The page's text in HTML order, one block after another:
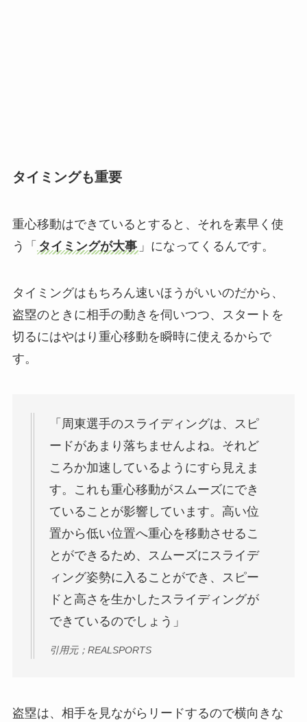
タイミングも重要
重心移動はできているとすると、それを素早く使
う「 タイミングが大事 」になってくるんです。
タイミングはもちろん速いほうがいいのだから、
盗塁のときに相手の動きを伺いつつ、スタートを
切るにはやはり重心移動を瞬時に使えるからで
す。
「周東選手のスライディングは、
スピ
ードがあまり落ちませんよね。それど
ころか加速しているようにすら見えま
す。これも重心移動がスムーズにでき
ていることが影響しています。高い位
置から低い位置へ重心を移動させるこ
とができるため、スムーズにスライデ
ィング姿勢に入ることができ、スピー
ドと高さを生かしたスライディングが
できているのでしょう」
引用元；REALSPORTS
盗塁は、相手を見ながらリードするので横向きな